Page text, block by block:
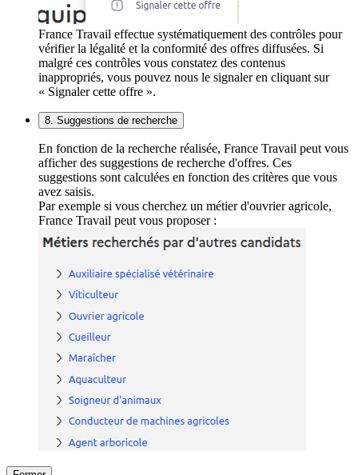
France Travail effectue systématiquement des contrôles pour
vérifier la légalité et la conformité des offres diffusées. Si
malgré ces contrôles vous constatez des contenus
inappropriés, vous pouvez nous le signaler en cliquant sur
« Signaler cette offre ».
8. Suggestions de recherche
En fonction de la recherche réalisée, France Travail peut vous
afficher des suggestions de recherche d'offres. Ces
suggestions sont calculées en fonction des critères que vous
avez saisis.
Par exemple si vous cherchez un métier d'ouvrier agricole,
France Travail peut vous proposer :